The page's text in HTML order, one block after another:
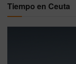
Tiempo en Ceuta